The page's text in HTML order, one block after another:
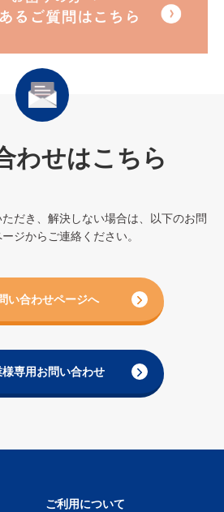
わせはこちら
だき、解決しない場合は、以下のお問
ジからご連絡ください。
い合わせページへ
様専用お問い合わせ
ご利用について